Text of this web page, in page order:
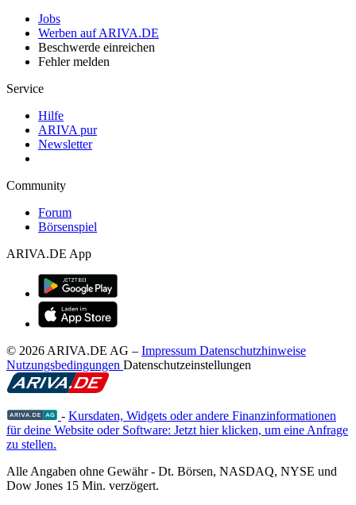
Jobs
Werben auf ARIVA.DE
Beschwerde einreichen
Fehler melden
Service
Hilfe
ARIVA pur
Newsletter
Community
Forum
Börsenspiel
ARIVA.DE App
© 2026 ARIVA.DE AG – Impressum Datenschutzhinweise
Nutzungsbedingungen Datenschutzeinstellungen
- Kursdaten, Widgets oder andere Finanzinformationen
für deine Website oder Software: Jetzt hier klicken, um eine Anfrage
zu stellen.
Alle Angaben ohne Gewähr - Dt. Börsen, NASDAQ, NYSE und
Dow Jones 15 Min. verzögert.